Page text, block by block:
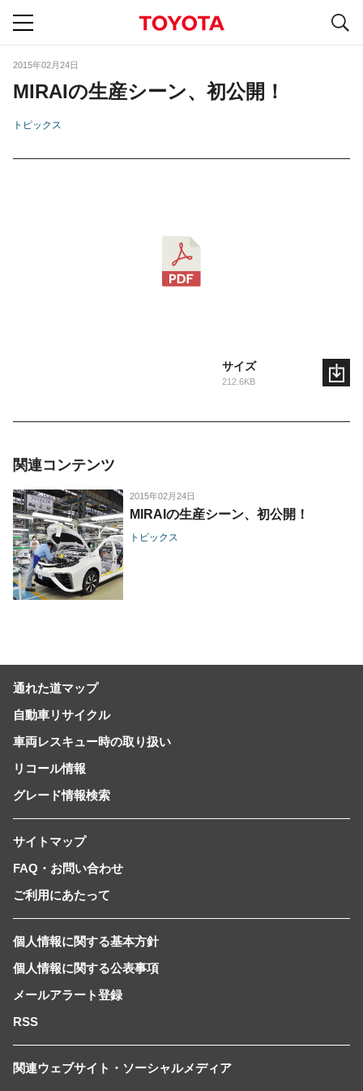
2015年02月24日
MIRAIの生産シーン、初公開！
トピックス
サイズ
212.6KB
関連コンテンツ
2015年02月24日
MIRAIの生産シーン、初公開！
トピックス
通れた道マップ
自動車リサイクル
車両レスキュー時の取り扱い
リコール情報
グレード情報検索
サイトマップ
FAQ・お問い合わせ
ご利用にあたって
個人情報に関する基本方針
個人情報に関する公表事項
メールアラート登録
RSS
関連ウェブサイト・ソーシャルメディア